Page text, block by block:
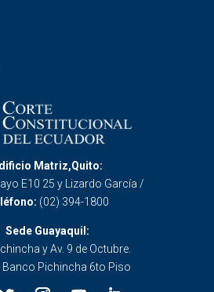
Matriz,Quito:
E10 25 y Lizardo García /
(02) 394-1800
Sede Guayaquil:
y Av. 9 de Octubre.
Banco Pichincha 6to Piso